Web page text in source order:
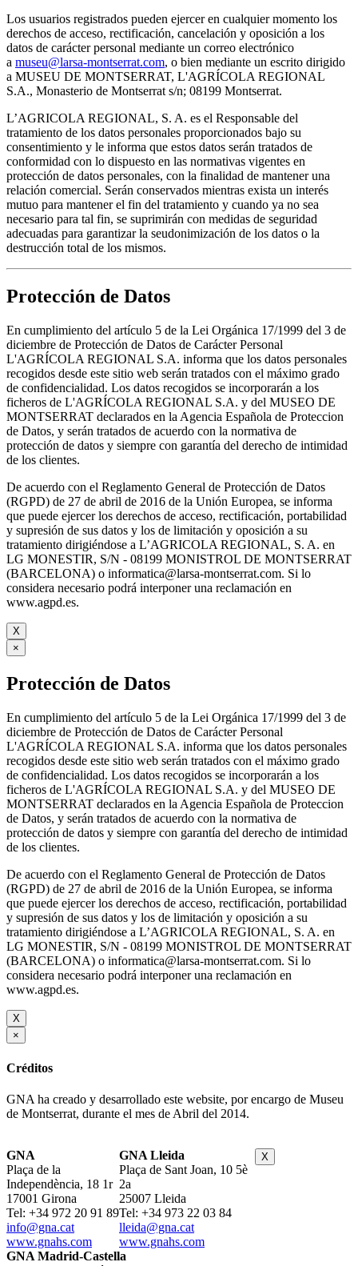
Los usuarios registrados pueden ejercer en cualquier momento los
derechos de acceso, rectificación, cancelación y oposición a los
datos de carácter personal mediante un correo electrónico
a museu@larsa-montserrat.com, o bien mediante un escrito dirigido
a MUSEU DE MONTSERRAT, L'AGRÍCOLA REGIONAL
S.A., Monasterio de Montserrat s/n; 08199 Montserrat.
L’AGRICOLA REGIONAL, S. A. es el Responsable del
tratamiento de los datos personales proporcionados bajo su
consentimiento y le informa que estos datos serán tratados de
conformidad con lo dispuesto en las normativas vigentes en
protección de datos personales, con la finalidad de mantener una
relación comercial. Serán conservados mientras exista un interés
mutuo para mantener el fin del tratamiento y cuando ya no sea
necesario para tal fin, se suprimirán con medidas de seguridad
adecuadas para garantizar la seudonimización de los datos o la
destrucción total de los mismos.
Protección de Datos
En cumplimiento del artículo 5 de la Lei Orgánica 17/1999 del 3 de
diciembre de Protección de Datos de Carácter Personal
L'AGRÍCOLA REGIONAL S.A. informa que los datos personales
recogidos desde este sitio web serán tratados con el máximo grado
de confidencialidad. Los datos recogidos se incorporarán a los
ficheros de L'AGRÍCOLA REGIONAL S.A. y del MUSEO DE
MONTSERRAT declarados en la Agencia Española de Proteccion
de Datos, y serán tratados de acuerdo con la normativa de
protección de datos y siempre con garantía del derecho de intimidad
de los clientes.
De acuerdo con el Reglamento General de Protección de Datos
(RGPD) de 27 de abril de 2016 de la Unión Europea, se informa
que puede ejercer los derechos de acceso, rectificación, portabilidad
y supresión de sus datos y los de limitación y oposición a su
tratamiento dirigiéndose a L’AGRICOLA REGIONAL, S. A. en
LG MONESTIR, S/N - 08199 MONISTROL DE MONTSERRAT
(BARCELONA) o informatica@larsa-montserrat.com. Si lo
considera necesario podrá interponer una reclamación en
www.agpd.es.
X
×
Protección de Datos
En cumplimiento del artículo 5 de la Lei Orgánica 17/1999 del 3 de
diciembre de Protección de Datos de Carácter Personal
L'AGRÍCOLA REGIONAL S.A. informa que los datos personales
recogidos desde este sitio web serán tratados con el máximo grado
de confidencialidad. Los datos recogidos se incorporarán a los
ficheros de L'AGRÍCOLA REGIONAL S.A. y del MUSEO DE
MONTSERRAT declarados en la Agencia Española de Proteccion
de Datos, y serán tratados de acuerdo con la normativa de
protección de datos y siempre con garantía del derecho de intimidad
de los clientes.
De acuerdo con el Reglamento General de Protección de Datos
(RGPD) de 27 de abril de 2016 de la Unión Europea, se informa
que puede ejercer los derechos de acceso, rectificación, portabilidad
y supresión de sus datos y los de limitación y oposición a su
tratamiento dirigiéndose a L’AGRICOLA REGIONAL, S. A. en
LG MONESTIR, S/N - 08199 MONISTROL DE MONTSERRAT
(BARCELONA) o informatica@larsa-montserrat.com. Si lo
considera necesario podrá interponer una reclamación en
www.agpd.es.
X
×
Créditos
GNA ha creado y desarrollado este website, por encargo de Museu
de Montserrat, durante el mes de Abril del 2014.
GNA
Plaça de la
Independència, 18 1r
17001 Girona
Tel: +34 972 20 91 89
info@gna.cat
www.gnahs.com
GNA Lleida
Plaça de Sant Joan, 10 5è
2a
25007 Lleida
Tel: +34 973 22 03 84
lleida@gna.cat
www.gnahs.com
GNA Madrid-Castella
X